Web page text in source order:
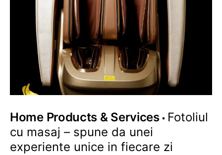
Home Products & Services
Fotoliul
cu masaj – spune da unei
experiente unice in fiecare zi